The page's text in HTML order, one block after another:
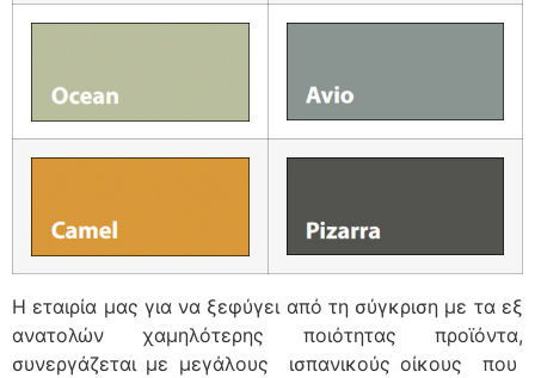
Η εταιρία μας για να ξεφύγει από τη σύγκριση με τα εξ
ανατολών χαμηλότερης ποιότητας προϊόντα,
συνεργάζεται με μεγάλους ισπανικούς οίκους που